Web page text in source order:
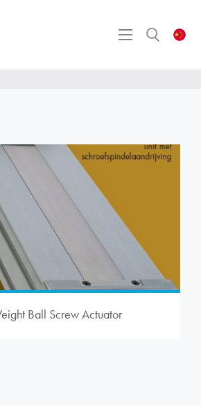
Ball Screw Actuator